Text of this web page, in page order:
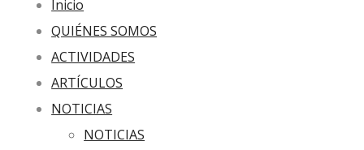
Inicio
QUIÉNES SOMOS
ACTIVIDADES
ARTÍCULOS
NOTICIAS
NOTICIAS